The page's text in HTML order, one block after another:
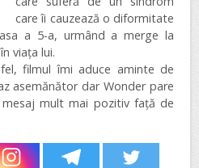
care îi cauzează o diformitate
a 5-a, urmând a merge la
viața lui.
filmul îmi aduce aminte de
asemănător dar Wonder pare
mult mai pozitiv față de